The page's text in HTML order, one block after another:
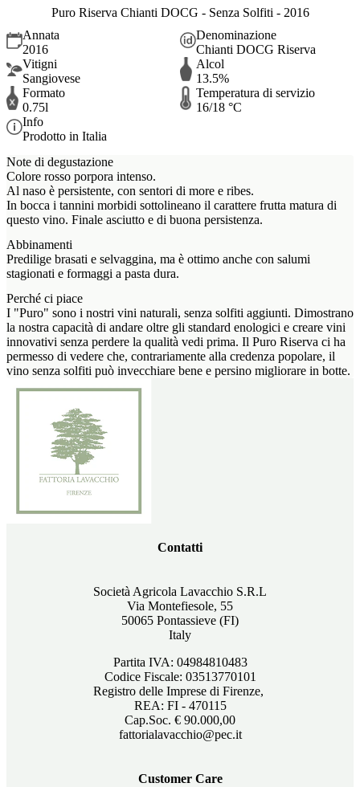
Puro Riserva Chianti DOCG - Senza Solfiti - 2016
Annata
2016
Denominazione
Chianti DOCG Riserva
Vitigni
Sangiovese
Alcol
13.5%
Formato
0.75l
Temperatura di servizio
16/18 °C
Info
Prodotto in Italia
Note di degustazione
Colore rosso porpora intenso.
Al naso è persistente, con sentori di more e ribes.
In bocca i tannini morbidi sottolineano il carattere frutta matura di
questo vino. Finale asciutto e di buona persistenza.
Abbinamenti
Predilige brasati e selvaggina, ma è ottimo anche con salumi
stagionati e formaggi a pasta dura.
Perché ci piace
I "Puro" sono i nostri vini naturali, senza solfiti aggiunti. Dimostrano
la nostra capacità di andare oltre gli standard enologici e creare vini
innovativi senza perdere la qualità vedi prima. Il Puro Riserva ci ha
permesso di vedere che, contrariamente alla credenza popolare, il
vino senza solfiti può invecchiare bene e persino migliorare in botte.
Contatti
Società Agricola Lavacchio S.R.L
Via Montefiesole, 55
50065 Pontassieve (FI)
Italy
Partita IVA: 04984810483
Codice Fiscale: 03513770101
Registro delle Imprese di Firenze,
REA: FI - 470115
Cap.Soc. € 90.000,00
fattorialavacchio@pec.it
Customer Care